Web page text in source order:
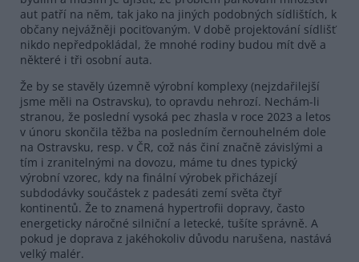
aut patří na něm, tak jako na jiných podobných sídlištích, k
občany nejvážněji pociťovaným. V době projektování sídlišť
nikdo nepředpokládal, že mnohé rodiny budou mít dvě a
některé i tři osobní auta.
Že by se stavěly územně výrobní komplexy (nejzdařilejší
jsme měli na Ostravsku), to opravdu nehrozí. Nechám-li
stranou, že poslední vysoká pec zhasla v roce 2023 a letos
v únoru skončila těžba na posledním černouhelném dole
na Ostravsku, resp. v ČR, což nás činí značně závislými a
tím i zranitelnými na dovozu, máme tu dnes typický
výrobní vzorec, kdy na finální výrobek přicházejí
subdodávky součástek z padesáti zemí světa čtyř
kontinentů. Že to znamená hypertrofii dopravy, často
energeticky náročné silniční a letecké, tušíte správně. A
pokud je doprava z jakéhokoliv důvodu narušena, nastává
velký malér.